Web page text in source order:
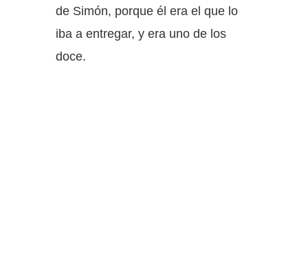
de Simón, porque él era el que lo
iba a entregar, y era uno de los
doce.